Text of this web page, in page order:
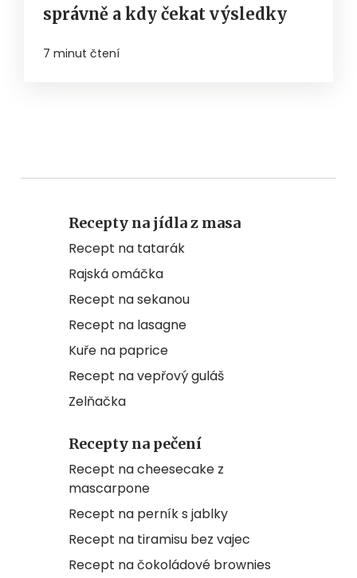
správně a kdy čekat výsledky
7 minut čtení
Recepty na jídla z masa
Recept na tatarák
Rajská omáčka
Recept na sekanou
Recept na lasagne
Kuře na paprice
Recept na vepřový guláš
Zelňačka
Recepty na pečení
Recept na cheesecake z
mascarpone
Recept na perník s jablky
Recept na tiramisu bez vajec
Recept na čokoládové brownies